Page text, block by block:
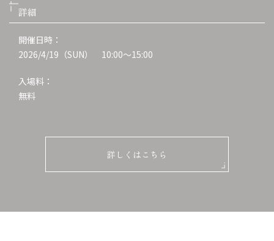
詳細
開催日時：
2026/4/19（SUN） 10:00～15:00
入場料：
無料
詳しくはこちら